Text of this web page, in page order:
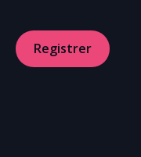
Registrer